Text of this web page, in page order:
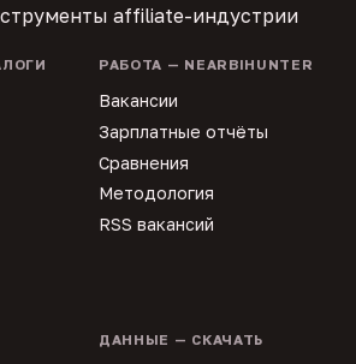
affiliate-индустрии
РАБОТА — NEARBIHUNTER
Вакансии
Зарплатные отчёты
Сравнения
Методология
RSS вакансий
ДАННЫЕ — СКАЧАТЬ